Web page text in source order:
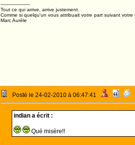
--------------------
Tout ce qui arrive, arrive justement.
Comme si quelqu'un vous attribuait votre part suivant votre
Marc Aurèle
Posté le 24-02-2010 à 06:47:41
indian a écrit :
Qué misère!!